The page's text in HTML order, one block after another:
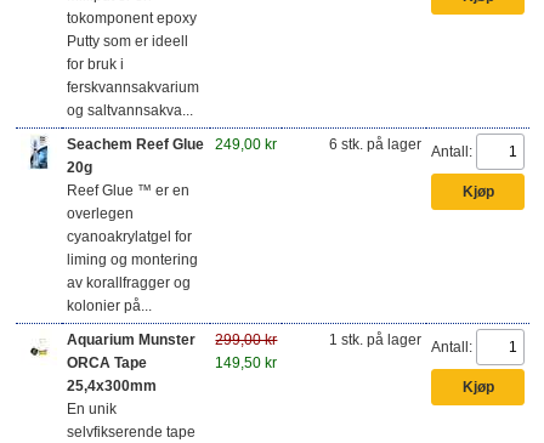
tokomponent epoxy
Putty som er ideell
for bruk i
ferskvannsakvarium
og saltvannsakva...
Seachem Reef Glue
20g
Reef Glue ™ er en
overlegen
cyanoakrylatgel for
liming og montering
av korallfragger og
kolonier på...
249,00 kr 6 stk. på lager Antall:
Aquarium Munster
ORCA Tape
25,4x300mm
En unik
selvfikserende tape
299,00 kr
149,50 kr
1 stk. på lager Antall: